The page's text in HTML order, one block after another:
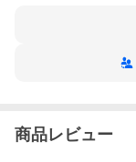
商品レビュー